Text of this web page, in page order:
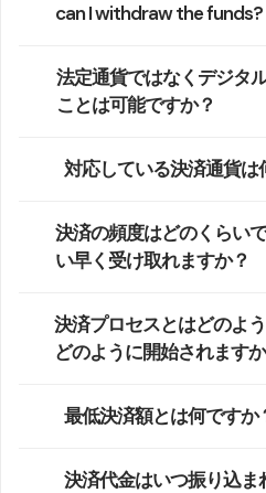
can I withdraw the funds?
法定通貨ではなくデジタ
ことは可能ですか？
対応している決済通貨は
決済の頻度はどのくらい
い早く受け取れますか？
決済プロセスとはどのよ
どのように開始されます
最低決済額とは何ですか
決済代金はいつ振り込ま